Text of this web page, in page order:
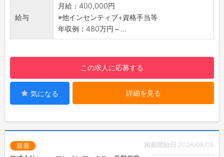
☆
◆職場見学可能！自分が働くイメージができま
す。
みなさまのご応募を心よりお待ちしております
☆----------------------------------------
・ホテル内の業務を一通り経験します。
※東京など県外での宿泊を伴う研修あり（最長2
ヶ月）
月）
・配属ホテルへ着任（従業員・お客様より支配
人と呼ばれるようになります）
・月1回、東京本社にて先輩社員に様々な店舗運
営に関する相談ができる機会あり
・月1回、本社にて支配人向けスキルアップ研修
給与
月給：400,000円
※他インセンティブ+資格手当等
年収例：480万円～...
この求人に応募する
気になる 詳細を見る
掲載開始日:2026/08/05
新着